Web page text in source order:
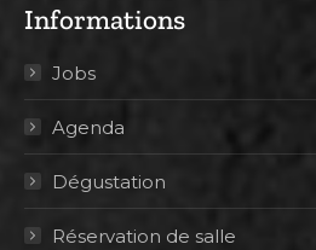
Informations
Jobs
Agenda
Dégustation
Réservation de salle